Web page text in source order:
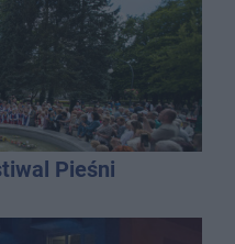
Pieśni